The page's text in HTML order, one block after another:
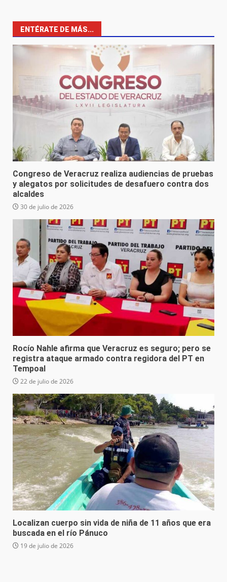
ENTÉRATE DE MÁS...
Congreso de Veracruz realiza audiencias de pruebas
y alegatos por solicitudes de desafuero contra dos
alcaldes
30 de julio de 2026
Rocío Nahle afirma que Veracruz es seguro; pero se
registra ataque armado contra regidora del PT en
Tempoal
22 de julio de 2026
Localizan cuerpo sin vida de niña de 11 años que era
buscada en el río Pánuco
19 de julio de 2026